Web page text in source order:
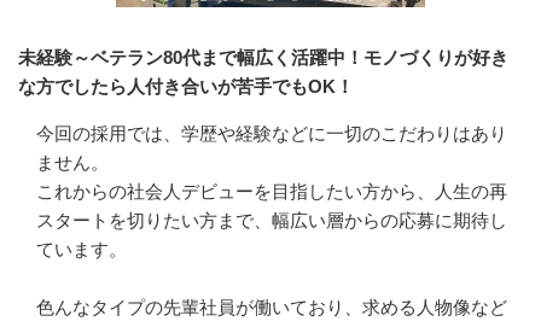
未経験～ベテラン80代まで幅広く活躍中！モノづくりが好き
な方でしたら人付き合いが苦手でもOK！
今回の採用では、学歴や経験などに一切のこだわりはあり
ません。
これからの社会人デビューを目指したい方から、人生の再
スタートを切りたい方まで、幅広い層からの応募に期待し
ています。
色んなタイプの先輩社員が働いており、求める人物像など